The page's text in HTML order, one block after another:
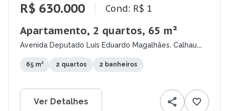
R$ 630.000 Cond: R$ 1
Apartamento, 2 quartos, 65 m²
Avenida Deputado Luís Eduardo Magalhães, Calhau,
65 m² 2 quartos 2 banheiros
Ver Detalhes